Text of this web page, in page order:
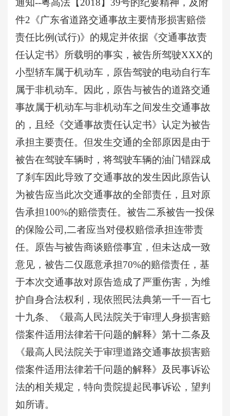
通知--粤高法【2018】39号的纪要精神，及附
件2《广东省道路交通事故主要情形损害赔偿
责任比例(试行)》的规定并依据《交通事故责
任认定书》所载明的事实，被告所驾驶XXX的
小型轿车属于机动车，原告驾驶的电动自行车
属于非机动车。因此，原告与被告的道路交通
事故属于机动车与非机动车之间发生交通事故
的，且经《交通事故责任认定书》认定为被告
承担主要责任。但发生交通的全部原因是由于
被告在驾驶车辆时，将驾驶车辆的油门错踩成
了刹车因此导致了交通事故的发生因此原告认
为被告应当此次交通事故的全部责任，且对原
告承担100%的赔偿责任。被告二系被告一投保
的保险公司,二者应当对侵权赔偿承担连带责
任。原告与被告商谈赔偿事宜，但未达成一致
意见，被告二仅愿意承担70%的赔偿责任，基
于本次交通事故对原告造成了严重伤害，为维
护自身合法权利，现依照民法典第一千一百七
十九条、《最高人民法院关于审理人身损害赔
偿案件适用法律若干问题的解释》第十二条及
《最高人民法院关于审理道路交通事故损害赔
偿案件适用法律若千问题的解释》及民事诉讼
法的相关规定，特向贵院提起民事诉讼，望判
如所请。